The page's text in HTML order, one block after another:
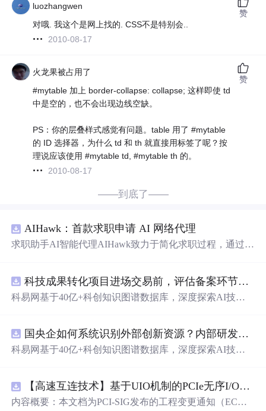
luozhangwen
对哦. 我这个是网上找的. CSS不是特别会..
2010-08-17
赞
火龙果被占用了
#mytable 加上 border-collapse: collapse; 这样即使 td
中是空的，也不会出现边线空缺。
PS：你的层叠样式感觉有问题。table 用了 #mytable
的 ID 选择器，为什么 td 和 th 就直接用标签了呢？按
理说应该使用 #mytable td, #mytable th 的。
2010-08-17
赞
——到底了——
AIHawk：首款求职申请 AI 网络代理
求职助手AI智能代理AIHawk致力于简化求职过程，通过自
科技成果转化项目进场交易前，评估备案环节需要准备哪些材料？.docx
科易网基于40亿+科创知识图谱数据库，深度探索AI技术
新领域的AI+数智化解决方案，推动科技创新与产业创新
智能化发展。
国央企如何系统识别外部创新资源？内部研发体系完善，但对外部高校、中小科技企业技术能力缺乏动态认知。.docx
科易网基于40亿+科创知识图谱数据库，深度探索AI技术
新领域的AI+数智化解决方案，推动科技创新与产业创新
智能化发展。
【高速互连技术】基于UIO机制的PCIe无序I/O扩展：多路径架构下内存请求的高性能传输与排序控制方案设计
内容概要：本文档为PCI-SIG发布的工程变更通知（EC